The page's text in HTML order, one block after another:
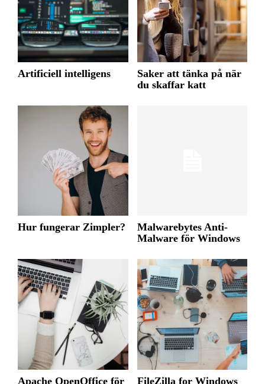
Artificiell intelligens
Saker att tänka på när
du skaffar katt
Hur fungerar Zimpler?
Malwarebytes Anti-
Malware för Windows
Apache OpenOffice för
FileZilla for Windows